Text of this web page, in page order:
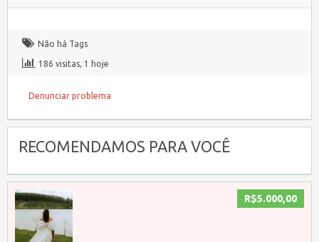
Não há Tags
186 visitas, 1 hoje
Denunciar problema
RECOMENDAMOS PARA VOCÊ
R$5.000,00